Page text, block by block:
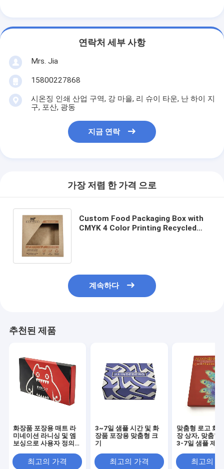
연락처 세부 사항
Mrs. Jia
15800227868
시온징 인쇄 산업 구역, 강 마을, 리 슈이 타운, 난 하이 지
구, 포산, 광동
지금 연락
가장 저렴 한 가격 으로
Custom Food Packaging Box with
CMYK 4 Color Printing Recycled
계속하다
추천된 제품
화장품 포장용 매트 라
미네이션 라니싱 및 엠
보싱으로 사용자 정의
최고의 가격
3~7일 샘플 시간 및 화
장품 포장용 맞춤형 크
기
최고의 가격
맞춤형 로고 화
장 상자, 맞춤형
3-7일 샘플 제
최고의